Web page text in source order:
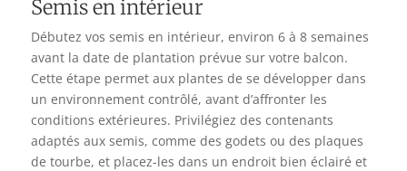
Semis en intérieur
Débutez vos semis en intérieur, environ 6 à 8 semaines
avant la date de plantation prévue sur votre balcon.
Cette étape permet aux plantes de se développer dans
un environnement contrôlé, avant d’affronter les
conditions extérieures. Privilégiez des contenants
adaptés aux semis, comme des godets ou des plaques
de tourbe, et placez-les dans un endroit bien éclairé et